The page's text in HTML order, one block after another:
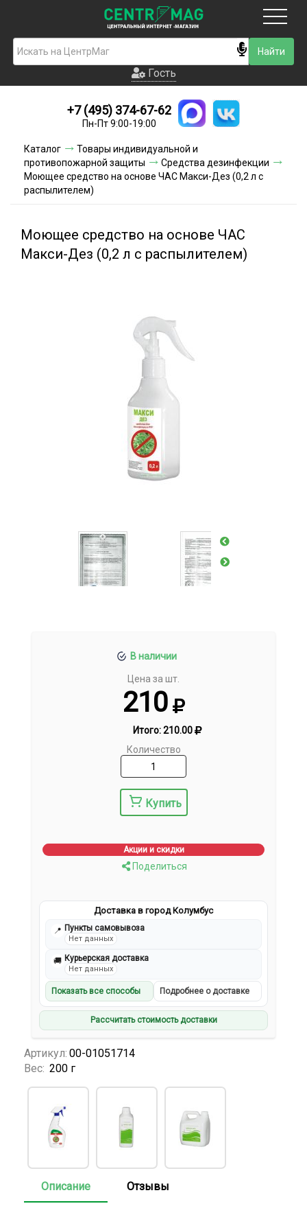
Гость
Новинки
Условия доставки
Условия оплаты
Акции и скидки
Гость
+7 (495) 374-67-62
Пн-Пт 9:00-19:00
Каталог
Товары индивидуальной и
противопожарной защиты
Средства дезинфекции
Моющее средство на основе ЧАС Макси-Дез (0,2 л с
распылителем)
Моющее средство на основе ЧАС
Макси-Дез (0,2 л с распылителем)
В наличии
Цена за шт.
210
Итого:210.00
Количество
Купить
Акции и скидки
Поделиться
Доставка в город Колумбус
📍 Пункты самовывоза
Нет данных
🚚 Курьерская доставка
Нет данных
Показать все способы Подробнее о доставке
Рассчитать стоимость доставки
Артикул: 00-01051714
Вес: 200 г
Описание Отзывы